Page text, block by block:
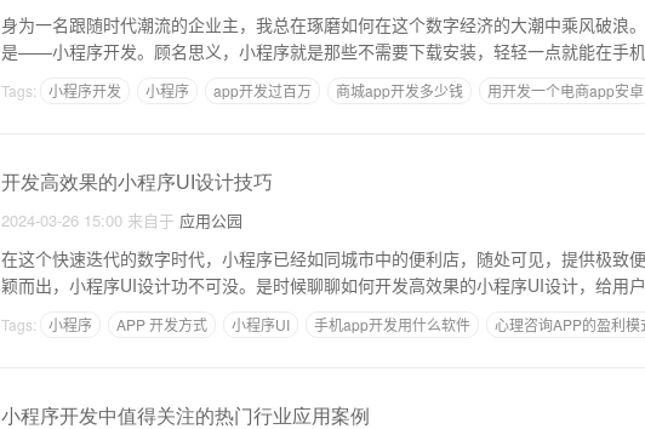
身为一名跟随时代潮流的企业主，我总在琢磨如何在这个数字经济的大潮中乘风破浪
是——小程序开发。顾名思义，小程序就是那些不需要下载安装，轻轻一点就能在手
Tags: 小程序开发 小程序 app开发过百万 商城app开发多少钱 用开发一个电商app安卓
开发高效果的小程序UI设计技巧
2024-03-26 15:00 来自于 应用公园
在这个快速迭代的数字时代，小程序已经如同城市中的便利店，随处可见，提供极致
颖而出，小程序UI设计功不可没。是时候聊聊如何开发高效果的小程序UI设计，给用
Tags: 小程序 APP 开发方式 小程序UI 手机app开发用什么软件
心理咨询APP的盈利模
小程序开发中值得关注的热门行业应用案例